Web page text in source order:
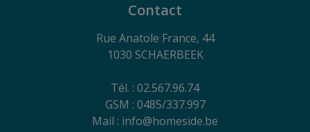
Contact
Rue Anatole France, 44
1030 SCHAERBEEK
Tél. : 02.567.96.74
GSM : 0485/337.997
Mail : info@homeside.be